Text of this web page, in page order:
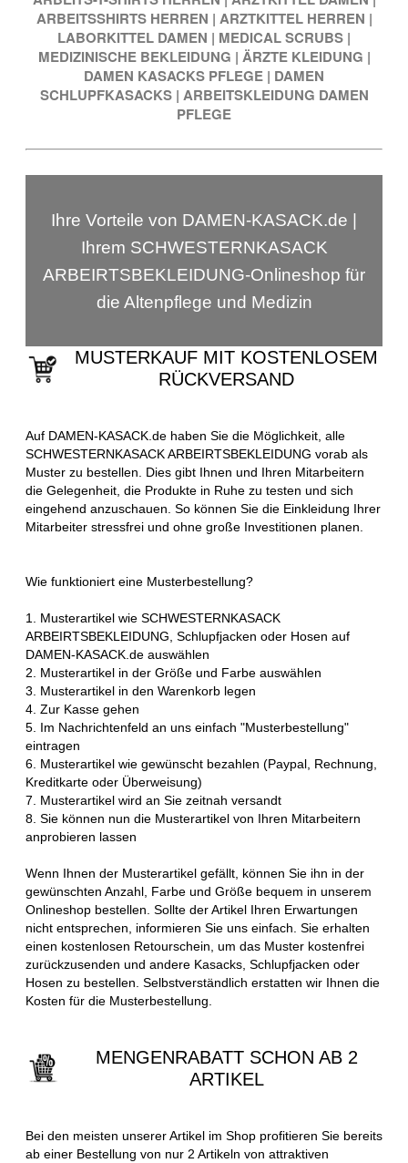
ARBEITSSHIRTS HERREN | ARZTKITTEL HERREN |
LABORKITTEL DAMEN | MEDICAL SCRUBS |
MEDIZINISCHE BEKLEIDUNG | ÄRZTE KLEIDUNG |
DAMEN KASACKS PFLEGE | DAMEN
SCHLUPFKASACKS | ARBEITSKLEIDUNG DAMEN
PFLEGE
Ihre Vorteile von DAMEN-KASACK.de |
Ihrem SCHWESTERNKASACK
ARBEIRTSBEKLEIDUNG-Onlineshop für
die Altenpflege und Medizin
MUSTERKAUF MIT KOSTENLOSEM
RÜCKVERSAND
Auf DAMEN-KASACK.de haben Sie die Möglichkeit, alle
SCHWESTERNKASACK ARBEIRTSBEKLEIDUNG vorab als
Muster zu bestellen. Dies gibt Ihnen und Ihren Mitarbeitern
die Gelegenheit, die Produkte in Ruhe zu testen und sich
eingehend anzuschauen. So können Sie die Einkleidung Ihrer
Mitarbeiter stressfrei und ohne große Investitionen planen.
Wie funktioniert eine Musterbestellung?
1. Musterartikel wie SCHWESTERNKASACK
ARBEIRTSBEKLEIDUNG, Schlupfjacken oder Hosen auf
DAMEN-KASACK.de auswählen
2. Musterartikel in der Größe und Farbe auswählen
3. Musterartikel in den Warenkorb legen
4. Zur Kasse gehen
5. Im Nachrichtenfeld an uns einfach "Musterbestellung"
eintragen
6. Musterartikel wie gewünscht bezahlen (Paypal, Rechnung,
Kreditkarte oder Überweisung)
7. Musterartikel wird an Sie zeitnah versandt
8. Sie können nun die Musterartikel von Ihren Mitarbeitern
anprobieren lassen
Wenn Ihnen der Musterartikel gefällt, können Sie ihn in der
gewünschten Anzahl, Farbe und Größe bequem in unserem
Onlineshop bestellen. Sollte der Artikel Ihren Erwartungen
nicht entsprechen, informieren Sie uns einfach. Sie erhalten
einen kostenlosen Retourschein, um das Muster kostenfrei
zurückzusenden und andere Kasacks, Schlupfjacken oder
Hosen zu bestellen. Selbstverständlich erstatten wir Ihnen die
Kosten für die Musterbestellung.
MENGENRABATT SCHON AB 2
ARTIKEL
Bei den meisten unserer Artikel im Shop profitieren Sie bereits
ab einer Bestellung von nur 2 Artikeln von attraktiven